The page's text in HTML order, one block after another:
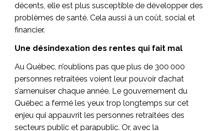
décents, elle est plus susceptible de développer des
problèmes de santé. Cela aussi à un coût, social et
financier.
Une désindexation des rentes qui fait mal
Au Québec, n’oublions pas que plus de 300 000
personnes retraitées voient leur pouvoir d’achat
s’amenuiser chaque année. Le gouvernement du
Québec a fermé les yeux trop longtemps sur cet
enjeu qui appauvrit les personnes retraitées des
secteurs public et parapublic. Or, avec la